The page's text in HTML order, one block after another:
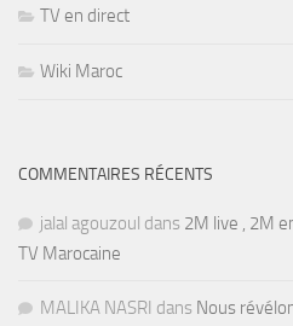
TV en direct
Wiki Maroc
COMMENTAIRES RÉCENTS
jalal agouzoul dans 2M live , 2M
TV Marocaine
MALIKA NASRI dans Nous